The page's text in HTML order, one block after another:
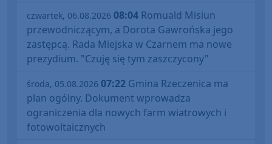
czwartek, 06.08.2026 08:04 Romuald Misiun
przewodniczącym, a Dorota Gawrońska jego
zastępcą. Rada Miejska w Czarnem ma nowe
prezydium. "Czuję się tym zaszczycony"
środa, 05.08.2026 07:22 Gmina Rzeczenica ma
plan ogólny. Dokument wprowadza
ograniczenia dla nowych farm wiatrowych i
fotowoltaicznych